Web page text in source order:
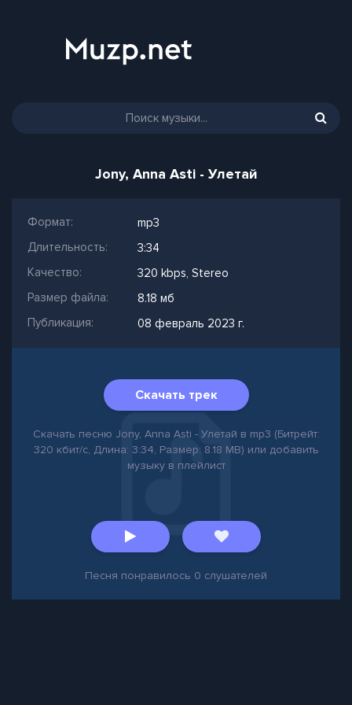
Jony, Anna Asti - Улетай
Формат:
mp3
Длительность:
3:34
Качество:
320 kbps, Stereo
Размер файла:
8.18 мб
Публикация:
08 февраль 2023 г.
Скачать трек
Скачать песню Jony, Anna Asti - Улетай в mp3 (Битрейт:
320 кбит/с, Длина: 3:34, Размер: 8.18 MB) или добавить
музыку в плейлист
Песня понравилось 0 слушателей